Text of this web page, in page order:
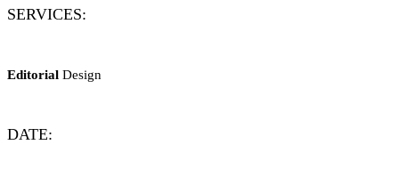
SERVICES:
Editorial Design
DATE: